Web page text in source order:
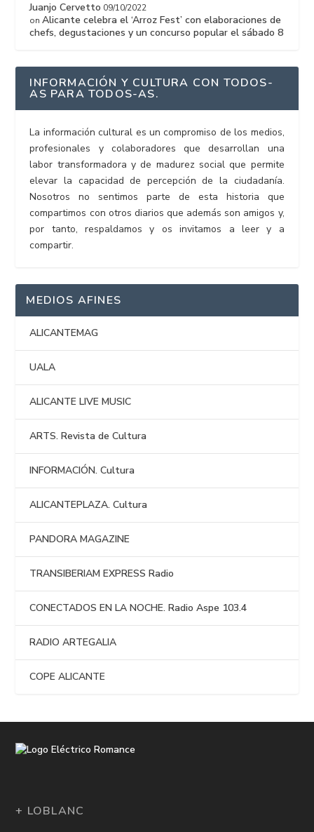
Juanjo Cervetto 09/10/2022
onAlicante celebra el ‘Arroz Fest’ con elaboraciones de
chefs, degustaciones y un concurso popular el sábado 8
INFORMACIÓN Y CULTURA CON TODOS-
AS PARA TODOS-AS.
La información cultural es un compromiso de los medios,
profesionales y colaboradores que desarrollan una
labor transformadora y de madurez social que permite
elevar la capacidad de percepción de la ciudadanía.
Nosotros no sentimos parte de esta historia que
compartimos con otros diarios que además son amigos y,
por tanto, respaldamos y os invitamos a leer y a
compartir.
MEDIOS AFINES
ALICANTEMAG
UALA
ALICANTE LIVE MUSIC
ARTS. Revista de Cultura
INFORMACIÓN. Cultura
ALICANTEPLAZA. Cultura
PANDORA MAGAZINE
TRANSIBERIAM EXPRESS Radio
CONECTADOS EN LA NOCHE. Radio Aspe 103.4
RADIO ARTEGALIA
COPE ALICANTE
+ LOBLANC